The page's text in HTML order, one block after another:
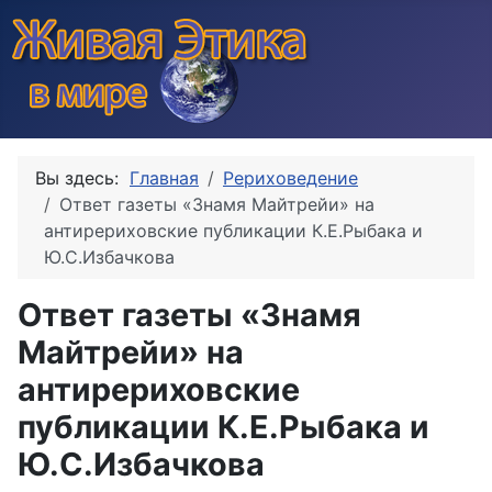
Вы здесь: Главная
Рериховедение
Ответ газеты «Знамя Майтрейи» на
антирериховские публикации К.Е.Рыбака и
Ю.С.Избачкова
Ответ газеты «Знамя
Майтрейи» на
антирериховские
публикации К.Е.Рыбака и
Ю.С.Избачкова